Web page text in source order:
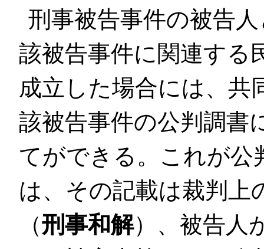
刑事被告事件の被告
該被告事件に関連する
成立した場合には、共
該被告事件の公判調書
てができる。これが公
は、その記載は裁判上
（刑事和解）、被告人